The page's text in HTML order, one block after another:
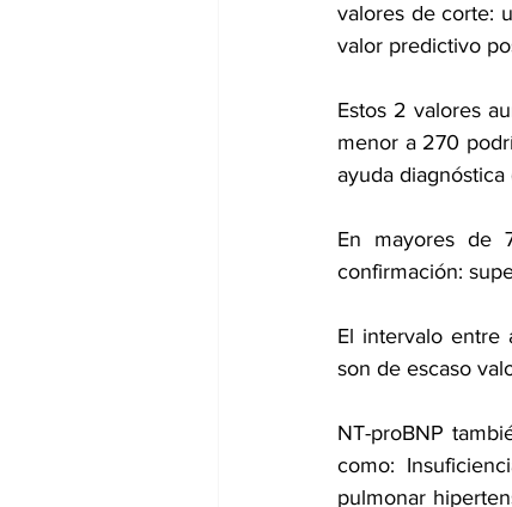
valores de corte:
valor predictivo
Estos 2 valores
menor a 270
ayuda diagnóstica
En mayores de
confirmación:
El intervalo entre
son de escaso
NT-proBNP
como:
pulmonar